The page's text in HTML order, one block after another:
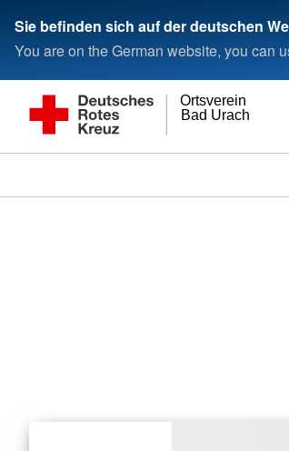
Sie befinden sich auf der deutschen
You are on the German website, you can
Bad Urach
Ortsverein